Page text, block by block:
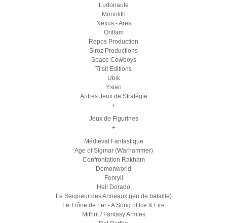
Ludonaute
Monolith
Nexus - Ares
Oriflam
Repos Production
Siroz Productions
Space Cowboys
Tilsit Editions
Ubik
Ystari
Autres Jeux de Stratégie
+
Jeux de Figurines
+
Médiéval Fantastique
Age of Sigmar (Warhammer)
Confrontation Rakham
Demonworld
Fenryll
Hell Dorado
Le Seigneur des Anneaux (jeu de bataille)
Le Trône de Fer - A Song of Ice & Fire
Mithril / Fantasy Armies